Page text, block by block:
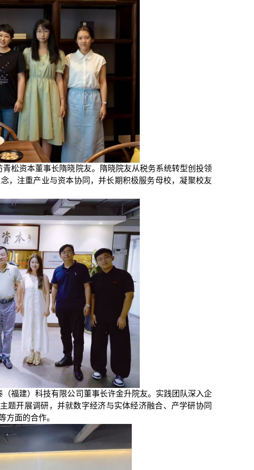
青松资本董事长隋晓 院友。
隋晓院友从税务系统转型创投领
，注重产业与资本协同，并长期积极服务母校，凝聚校友
福建）科技有限公司董事长许金升院友。实践团队深入企
题开展调研，并就数字经济与实体经济融合、产学研协同
方面的合作。